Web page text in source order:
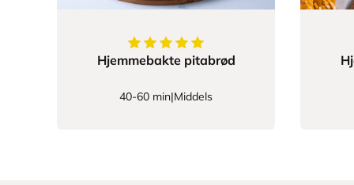
5av5stjerner
Hjemmebakte pitabrød
40-60 min|Middels